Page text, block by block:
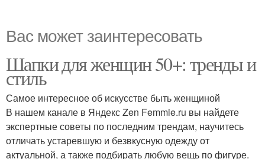
Вас может заинтересовать
Шапки для женщин 50+: тренды и
стиль
Самое интересное об искусстве быть женщиной
В нашем канале в Яндекс Zen Femmie.ru вы найдете
экспертные советы по последним трендам, научитесь
отличать устаревшую и безвкусную одежду от
актуальной, а также подбирать любую вещь по фигуре.